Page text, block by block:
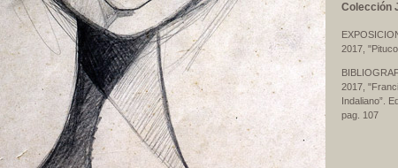
Colección
2017,
2017,
Indaliano”.
pag. 107